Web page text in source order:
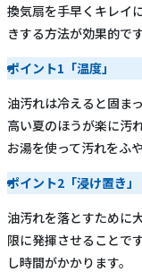
換気扇を手早くキレイ
きする方法が効果的です
ポイント1「温度」
油汚れは冷えると固ま
高い夏のほうが楽に汚
お湯を使って汚れをふ
ポイント2「浸け置き」
油汚れを落とすために
限に発揮させることで
し時間がかかります。